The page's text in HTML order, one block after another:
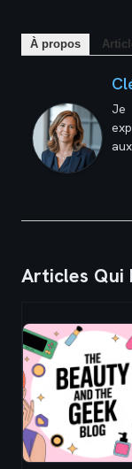
À propos
Je
Articles Qui